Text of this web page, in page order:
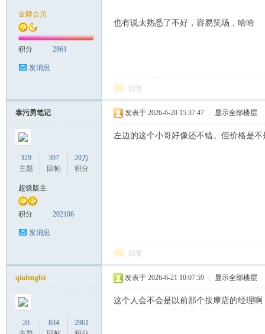
金牌会员
积分 2961
发消息
也有说太熟悉了不好，容易笑场，哈哈
回复
泰污男笔记
329
主题
397
回帖
20万
积分
超级版主
积分 202106
发消息
发表于 2026-6-20 15:37:47 显示全部楼层
左边的这个小哥好像还不错。但价格是
回复
qiufengfei
20
834
2961
发表于 2026-6-21 10:07:59 显示全部楼层
这个人会不会是以前那个按摩店的经理